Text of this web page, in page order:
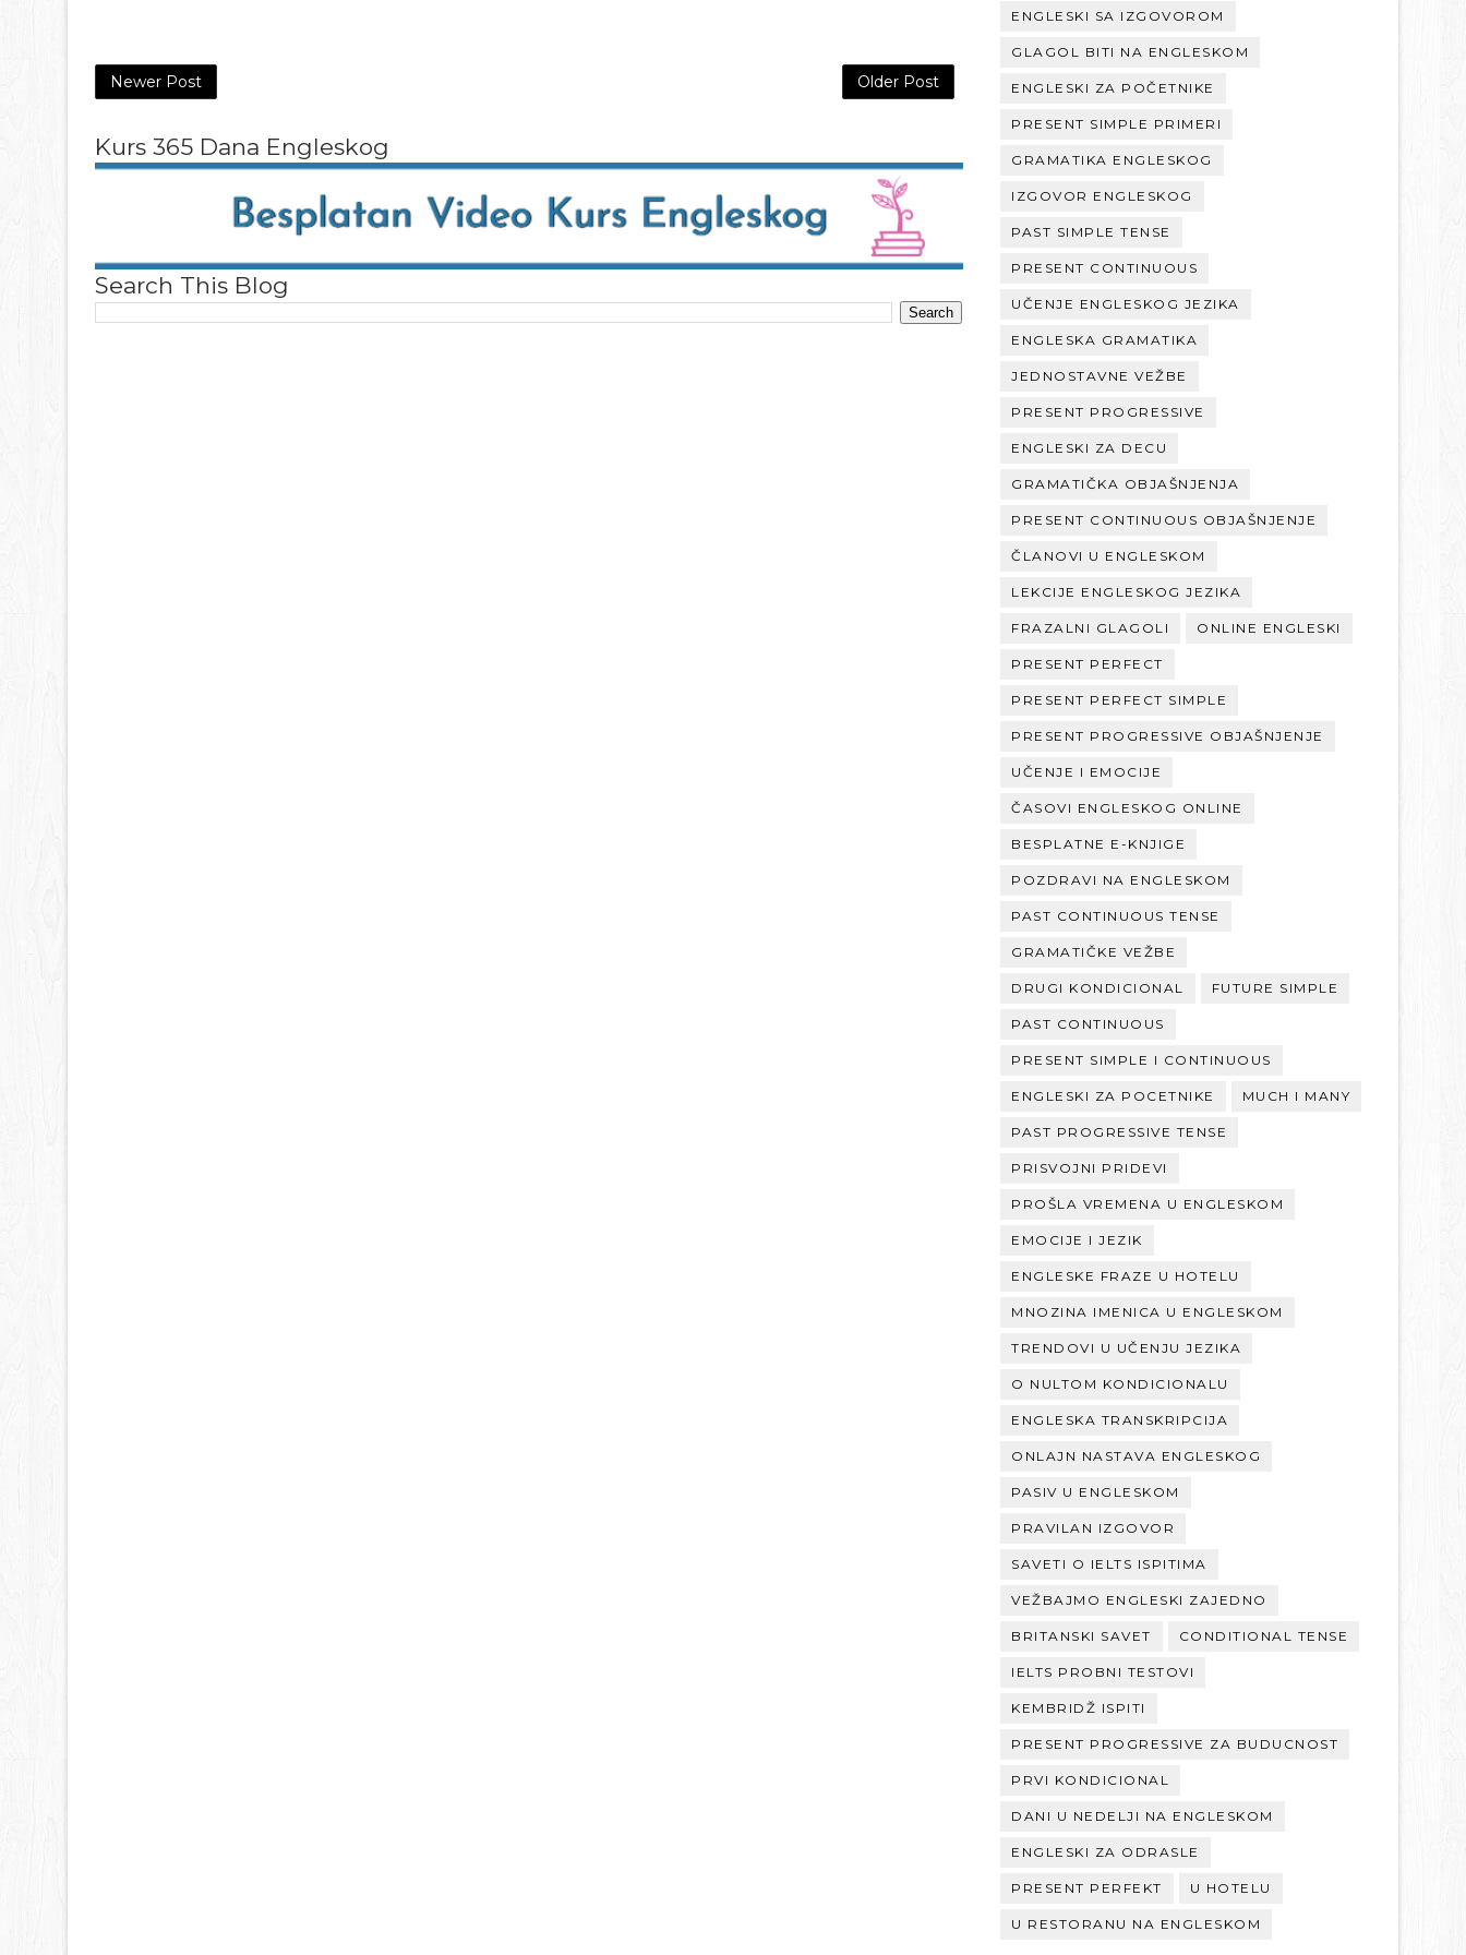
Newer Post Older Post
Kurs 365 Dana Engleskog
Search This Blog
ENGLESKI SA IZGOVOROM
GLAGOL BITI NA ENGLESKOM
ENGLESKI ZA POČETNIKE
PRESENT SIMPLE PRIMERI
GRAMATIKA ENGLESKOG
IZGOVOR ENGLESKOG
PAST SIMPLE TENSE
PRESENT CONTINUOUS
UČENJE ENGLESKOG JEZIKA
ENGLESKA GRAMATIKA
JEDNOSTAVNE VEŽBE
PRESENT PROGRESSIVE
ENGLESKI ZA DECU
GRAMATIČKA OBJAŠNJENJA
PRESENT CONTINUOUS OBJAŠNJENJE
ČLANOVI U ENGLESKOM
LEKCIJE ENGLESKOG JEZIKA
FRAZALNI GLAGOLI ONLINE ENGLESKI
PRESENT PERFECT
PRESENT PERFECT SIMPLE
PRESENT PROGRESSIVE OBJAŠNJENJE
UČENJE I EMOCIJE
ČASOVI ENGLESKOG ONLINE
BESPLATNE E-KNJIGE
POZDRAVI NA ENGLESKOM
PAST CONTINUOUS TENSE
GRAMATIČKE VEŽBE
DRUGI KONDICIONAL FUTURE SIMPLE
PAST CONTINUOUS
PRESENT SIMPLE I CONTINUOUS
ENGLESKI ZA POCETNIKE MUCH I MANY
PAST PROGRESSIVE TENSE
PRISVOJNI PRIDEVI
PROŠLA VREMENA U ENGLESKOM
EMOCIJE I JEZIK
ENGLESKE FRAZE U HOTELU
MNOZINA IMENICA U ENGLESKOM
TRENDOVI U UČENJU JEZIKA
O NULTOM KONDICIONALU
ENGLESKA TRANSKRIPCIJA
ONLAJN NASTAVA ENGLESKOG
PASIV U ENGLESKOM
PRAVILAN IZGOVOR
SAVETI O IELTS ISPITIMA
VEŽBAJMO ENGLESKI ZAJEDNO
BRITANSKI SAVET CONDITIONAL TENSE
IELTS PROBNI TESTOVI
KEMBRIDŽ ISPITI
PRESENT PROGRESSIVE ZA BUDUCNOST
PRVI KONDICIONAL
DANI U NEDELJI NA ENGLESKOM
ENGLESKI ZA ODRASLE
PRESENT PERFEKT U HOTELU
U RESTORANU NA ENGLESKOM